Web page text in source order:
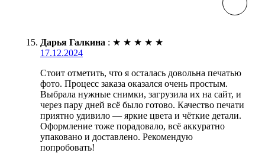
Дарья Галкина : ★ ★ ★ ★ ★
17.12.2024
Стоит отметить, что я осталась довольна печатью
фото. Процесс заказа оказался очень простым.
Выбрала нужные снимки, загрузила их на сайт, и
через пару дней всё было готово. Качество печати
приятно удивило — яркие цвета и чёткие детали.
Оформление тоже порадовало, всё аккуратно
упаковано и доставлено. Рекомендую
попробовать!